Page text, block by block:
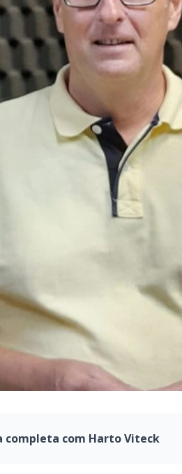
completa com Harto Viteck